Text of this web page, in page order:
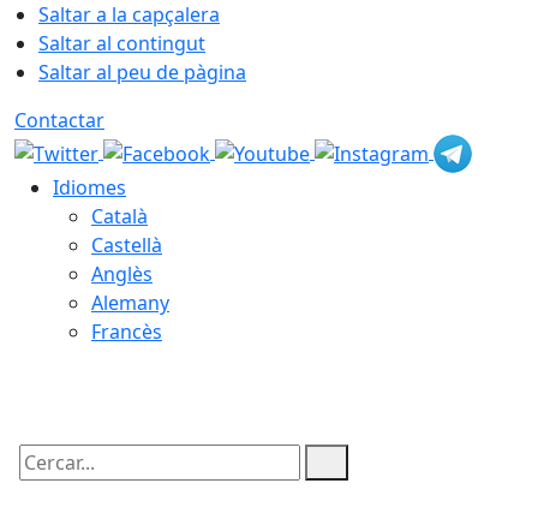
Saltar a la capçalera
Saltar al contingut
Saltar al peu de pàgina
Contactar
Idiomes
Català
Castellà
Anglès
Alemany
Francès
Cercar: